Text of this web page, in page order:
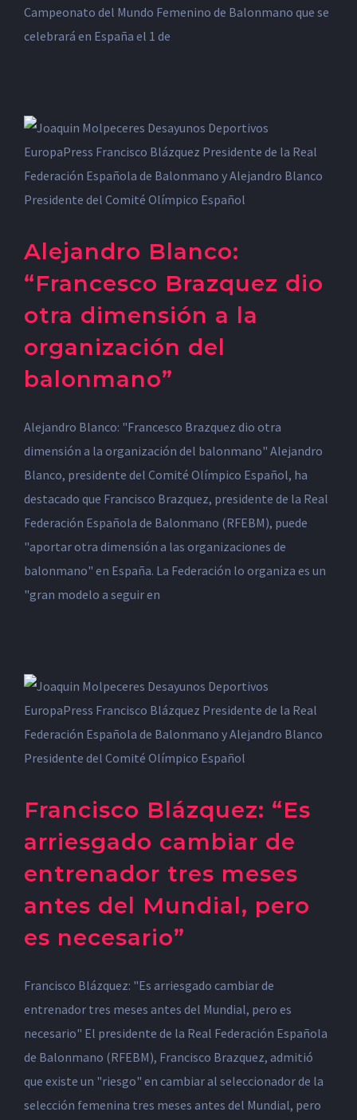
Campeonato del Mundo Femenino de Balonmano que se
celebrará en España el 1 de
Alejandro Blanco:
“Francesco Brazquez dio
otra dimensión a la
organización del
balonmano”
Alejandro Blanco: "Francesco Brazquez dio otra
dimensión a la organización del balonmano" Alejandro
Blanco, presidente del Comité Olímpico Español, ha
destacado que Francisco Brazquez, presidente de la Real
Federación Española de Balonmano (RFEBM), puede
"aportar otra dimensión a las organizaciones de
balonmano" en España. La Federación lo organiza es un
"gran modelo a seguir en
Francisco Blázquez: “Es
arriesgado cambiar de
entrenador tres meses
antes del Mundial, pero
es necesario”
Francisco Blázquez: "Es arriesgado cambiar de
entrenador tres meses antes del Mundial, pero es
necesario" El presidente de la Real Federación Española
de Balonmano (RFEBM), Francisco Brazquez, admitió
que existe un "riesgo" en cambiar al seleccionador de la
selección femenina tres meses antes del Mundial, pero